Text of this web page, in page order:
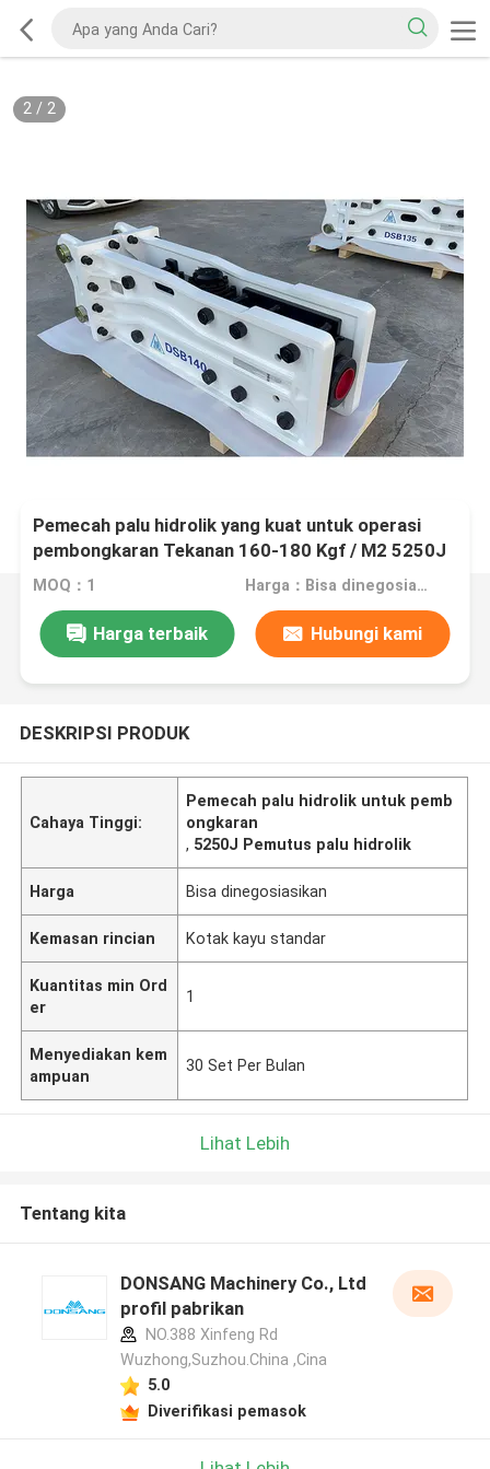
2/ 2
Pemecah palu hidrolik yang kuat untuk operasi
pembongkaran Tekanan 160-180 Kgf / M2 5250J
MOQ：1 Harga：Bisa dinegosiasikan
Harga terbaik Hubungi kami
DESKRIPSI PRODUK
Cahaya Tinggi:
Pemecah palu hidrolik untuk pemb
ongkaran
, 5250J Pemutus palu hidrolik
Harga Bisa dinegosiasikan
Kemasan rincian Kotak kayu standar
Kuantitas min Ord
er
1
Menyediakan kem
ampuan
30 Set Per Bulan
Lihat Lebih
Tentang kita
DONSANG Machinery Co., Ltd
profil pabrikan
NO.388 Xinfeng Rd
Wuzhong,Suzhou.China ,Cina
5.0
Diverifikasi pemasok